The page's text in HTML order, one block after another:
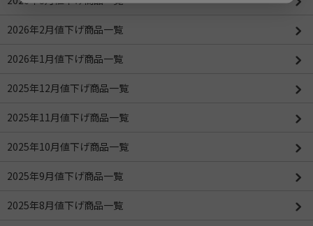
2026年2月値下げ商品一覧
2026年1月値下げ商品一覧
2025年12月値下げ商品一覧
2025年11月値下げ商品一覧
2025年10月値下げ商品一覧
2025年9月値下げ商品一覧
2025年8月値下げ商品一覧